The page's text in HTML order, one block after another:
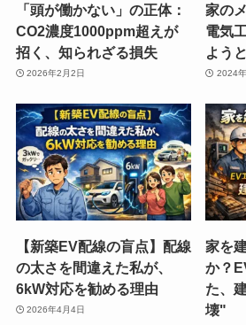
「頭が働かない」の正体：
CO2濃度1000ppm超えが
招く、知られざる損失
2026年2月2日
家の
電気
よう
2024
【新築EV配線の盲点】配線
の太さを間違えた私が、
6kW対応を勧める理由
2026年4月4日
家を
か？
た、
壊"